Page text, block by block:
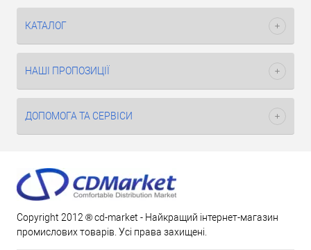
КАТАЛОГ
НАШІ ПРОПОЗИЦІЇ
ДОПОМОГА ТА СЕРВІСИ
Copyright 2012 ® cd-market - Найкращий інтернет-магазин
промислових товарів. Усі права захищені.